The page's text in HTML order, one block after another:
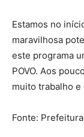
Estamos no
maravilhosa
este programa
POVO. Aos
muito trabalho e
Fonte: